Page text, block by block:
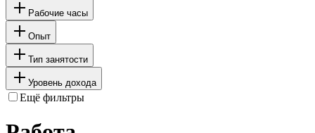
Рабочие часы
Опыт
Тип занятости
Уровень дохода
Ещё фильтры